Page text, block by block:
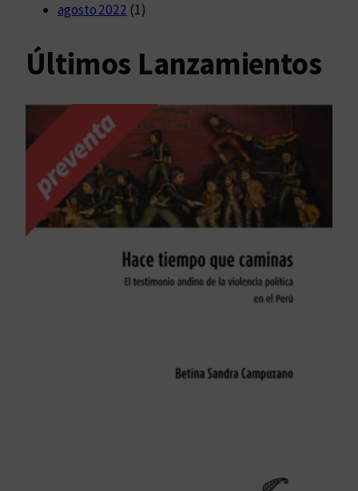
agosto 2022 (1)
Últimos Lanzamientos